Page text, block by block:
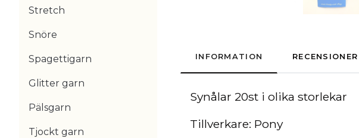
Stretch
Snöre
Spagettigarn
Glitter garn
Pälsgarn
Tjockt garn
INFORMATION RECENSIONER
Synålar 20st i olika storlekar
Tillverkare: Pony